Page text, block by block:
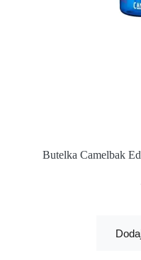
Butelka Camelbak